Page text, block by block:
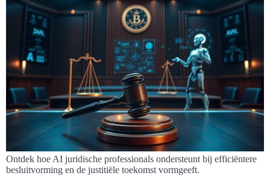
Ontdek hoe AI juridische professionals ondersteunt bij efficiëntere
besluitvorming en de justitiële toekomst vormgeeft.